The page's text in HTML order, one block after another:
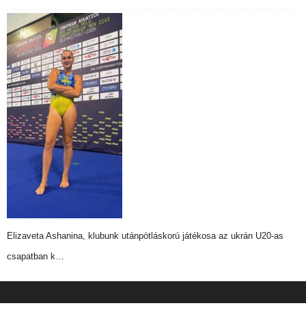
Elizaveta Ashanina, klubunk utánpótláskorú játékosa az ukrán U20-as
csapatban k…